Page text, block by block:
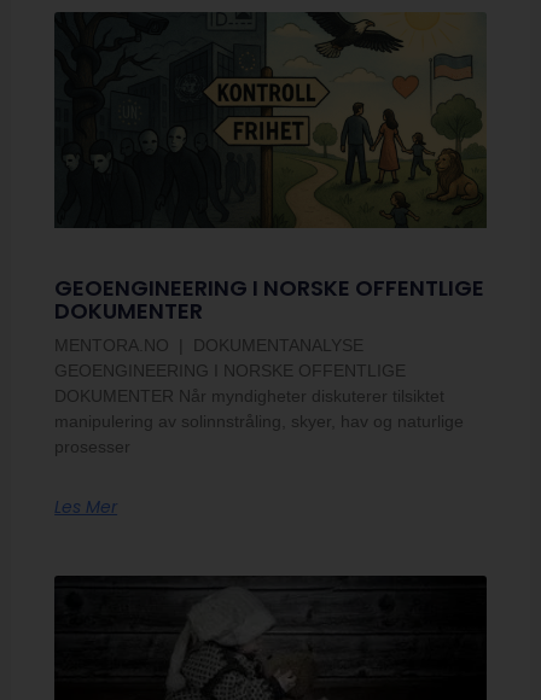
GEOENGINEERING I NORSKE OFFENTLIGE
DOKUMENTER
MENTORA.NO | DOKUMENTANALYSE
GEOENGINEERING I NORSKE OFFENTLIGE
DOKUMENTER Når myndigheter diskuterer tilsiktet
manipulering av solinnstråling, skyer, hav og naturlige
prosesser
Les Mer